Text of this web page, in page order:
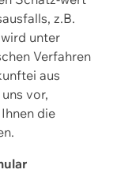
z.B.
unter
Verfahren
aus
vor,
die